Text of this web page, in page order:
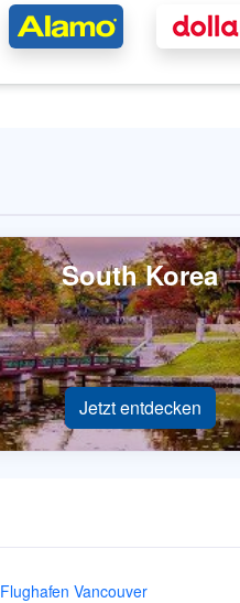
South Korea
Jetzt entdecken
Flughafen Vancouver